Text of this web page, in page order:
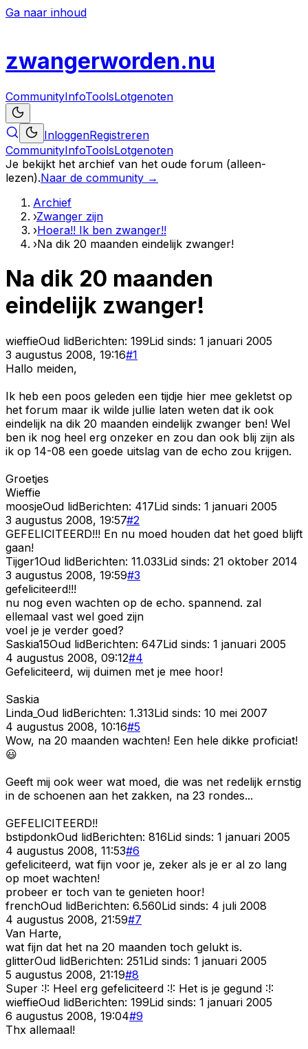
Ga naar inhoud
zwangerworden.nu
CommunityInfoToolsLotgenoten
InloggenRegistreren
CommunityInfoToolsLotgenoten
Je bekijkt het archief van het oude forum (alleen-
lezen).Naar de community →
Archief
›Zwanger zijn
›Hoera!! Ik ben zwanger!!
›Na dik 20 maanden eindelijk zwanger!
Na dik 20 maanden
eindelijk zwanger!
wieffieOud lidBerichten: 199Lid sinds: 1 januari 2005
3 augustus 2008, 19:16#1
Hallo meiden,
Ik heb een poos geleden een tijdje hier mee gekletst op
het forum maar ik wilde jullie laten weten dat ik ook
eindelijk na dik 20 maanden eindelijk zwanger ben! Wel
ben ik nog heel erg onzeker en zou dan ook blij zijn als
ik op 14-08 een goede uitslag van de echo zou krijgen.
Groetjes
Wieffie
moosjeOud lidBerichten: 417Lid sinds: 1 januari 2005
3 augustus 2008, 19:57#2
GEFELICITEERD!!! En nu moed houden dat het goed blijft
gaan!
Tijger1Oud lidBerichten: 11.033Lid sinds: 21 oktober 2014
3 augustus 2008, 19:59#3
gefeliciteerd!!!
nu nog even wachten op de echo. spannend. zal
ellemaal vast wel goed zijn
voel je je verder goed?
Saskia15Oud lidBerichten: 647Lid sinds: 1 januari 2005
4 augustus 2008, 09:12#4
Gefeliciteerd, wij duimen met je mee hoor!
Saskia
Linda_ Oud lidBerichten: 1.313Lid sinds: 10 mei 2007
4 augustus 2008, 10:16#5
Wow, na 20 maanden wachten! Een hele dikke proficiat!
😃
Geeft mij ook weer wat moed, die was net redelijk ernstig
in de schoenen aan het zakken, na 23 rondes...
GEFELICITEERD!!
bstipdonkOud lidBerichten: 816Lid sinds: 1 januari 2005
4 augustus 2008, 11:53#6
gefeliciteerd, wat fijn voor je, zeker als je er al zo lang
op moet wachten!
probeer er toch van te genieten hoor!
frenchOud lidBerichten: 6.560Lid sinds: 4 juli 2008
4 augustus 2008, 21:59#7
Van Harte,
wat fijn dat het na 20 maanden toch gelukt is.
glitterOud lidBerichten: 251Lid sinds: 1 januari 2005
5 augustus 2008, 21:19#8
Super :!: Heel erg gefeliciteerd :!: Het is je gegund :!:
wieffieOud lidBerichten: 199Lid sinds: 1 januari 2005
6 augustus 2008, 19:04#9
Thx allemaal!